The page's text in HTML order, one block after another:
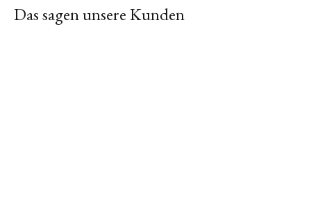
Das sagen unsere Kunden